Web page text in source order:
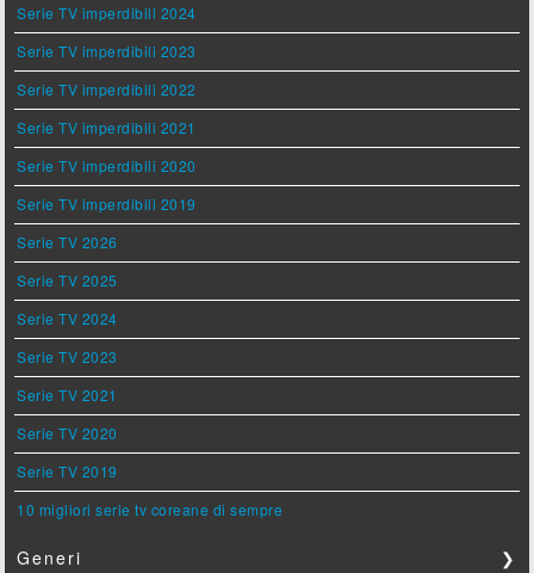
Serie TV imperdibili 2024
Serie TV imperdibili 2023
Serie TV imperdibili 2022
Serie TV imperdibili 2021
Serie TV imperdibili 2020
Serie TV imperdibili 2019
Serie TV 2026
Serie TV 2025
Serie TV 2024
Serie TV 2023
Serie TV 2021
Serie TV 2020
Serie TV 2019
10 migliori serie tv coreane di sempre
Generi ❯